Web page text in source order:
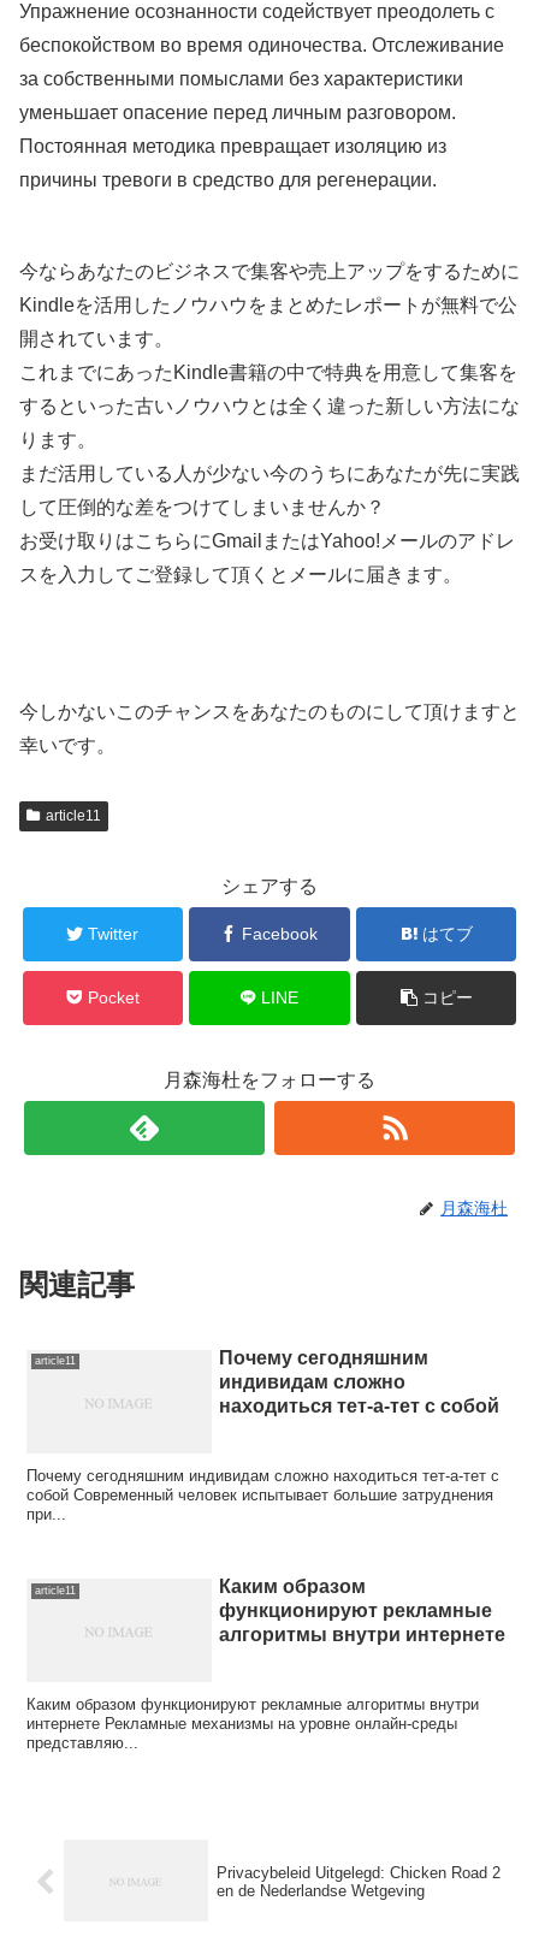
Упражнение осознанности содействует преодолеть с
беспокойством во время одиночества. Отслеживание
за собственными помыслами без характеристики
уменьшает опасение перед личным разговором.
Постоянная методика превращает изоляцию из
причины тревоги в средство для регенерации.
今ならあなたのビジネスで集客や売上アップをするために
Kindleを活用したノウハウをまとめたレポートが無料で公
開されています。
これまでにあったKindle書籍の中で特典を用意して集客を
するといった古いノウハウとは全く違った新しい方法にな
ります。
まだ活用している人が少ない今のうちにあなたが先に実践
して圧倒的な差をつけてしまいませんか？
お受け取りはこちらにGmailまたはYahoo!メールのアドレ
スを入力してご登録して頂くとメールに届きます。
今しかないこのチャンスをあなたのものにして頂けますと
幸いです。
article11
シェアする
Twitter Facebook はてブ
Pocket LINE コピー
月森海杜をフォローする
月森海杜
関連記事
article11
Почему сегодняшним
индивидам сложно
находиться тет-а-тет с собой
Почему сегодняшним индивидам сложно находиться тет-а-тет с
собой Современный человек испытывает большие затруднения
при...
article11
Каким образом
функционируют рекламные
алгоритмы внутри интернете
Каким образом функционируют рекламные алгоритмы внутри
интернете Рекламные механизмы на уровне онлайн-среды
представляю...
Privacybeleid Uitgelegd: Chicken Road 2
en de Nederlandse Wetgeving